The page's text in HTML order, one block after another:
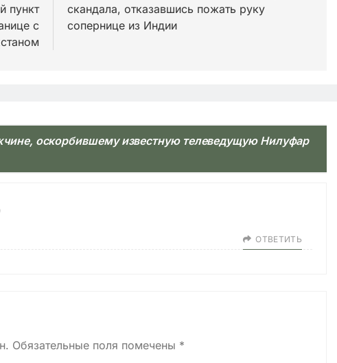
пункт
с
скандала, отказавшись пожать руку
сопернице из Индии
оскорбившему известную телеведущую Нилуфар
ОТВЕТИТЬ
Обязательные поля помечены *